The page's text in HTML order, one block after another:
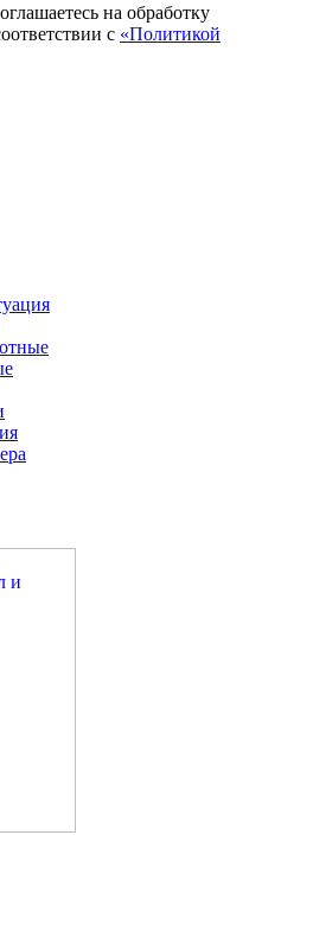
на обработку
с «Политикой